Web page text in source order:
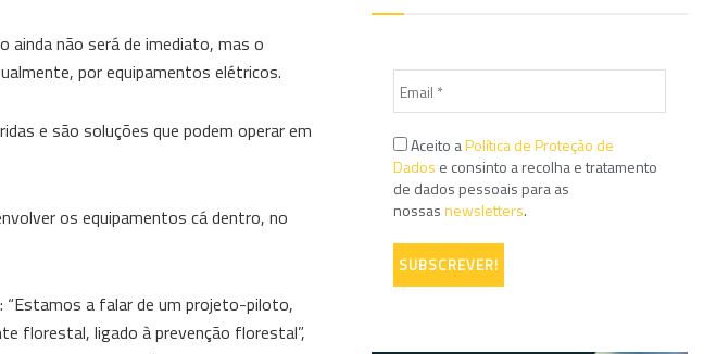
ainda não será de imediato, mas o
por equipamentos elétricos.
e são soluções que podem operar em
os equipamentos cá dentro, no
a falar de um projeto-piloto,
florestal, ligado à prevenção florestal”,
Aceito aPolítica de Proteção de
Dados e consinto a recolha e tratamento
de dados pessoais para as
nossasnewsletters.